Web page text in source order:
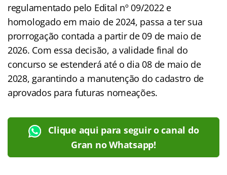
regulamentado pelo Edital nº 09/2022 e
homologado em maio de 2024, passa a ter sua
prorrogação contada a partir de 09 de maio de
2026. Com essa decisão, a validade final do
concurso se estenderá até o dia 08 de maio de
2028, garantindo a manutenção do cadastro de
aprovados para futuras nomeações.
Clique aqui para seguir o canal do
Gran no Whatsapp!